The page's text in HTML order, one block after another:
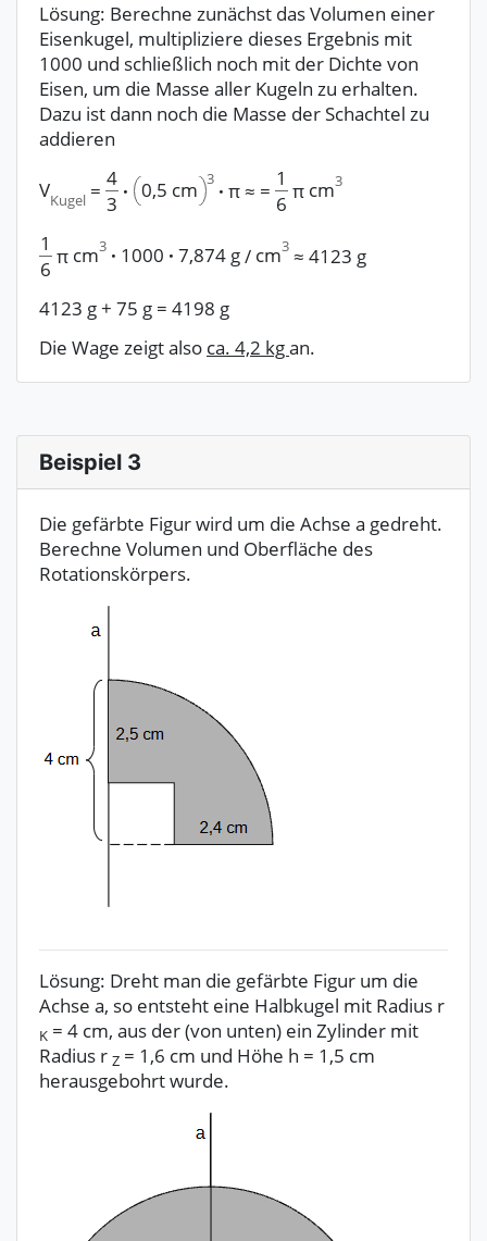
Lösung: Berechne zunächst das Volumen einer
Eisenkugel, multipliziere dieses Ergebnis mit
1000 und schließlich noch mit der Dichte von
Eisen, um die Masse aller Kugeln zu erhalten.
Dazu ist dann noch die Masse der Schachtel zu
addieren
VKugel =
4
3
· 0,5 cm 3 · π ≈ =
1
6
π cm3
1
6
π cm3 · 1000 · 7,874 g/ cm3 ≈ 4123 g
4123 g+ 75 g = 4198 g
Die Wage zeigt also ca. 4,2 kgan.
Beispiel 3
Die gefärbte Figur wird um die Achse a gedreht.
Berechne Volumen und Oberfläche des
Rotationskörpers.
Lösung: Dreht man die gefärbte Figur um die
Achse a, so entsteht eine Halbkugel mit Radius r
K = 4 cm, aus der (von unten) ein Zylinder mit
Radius r Z = 1,6 cm und Höhe h = 1,5 cm
herausgebohrt wurde.